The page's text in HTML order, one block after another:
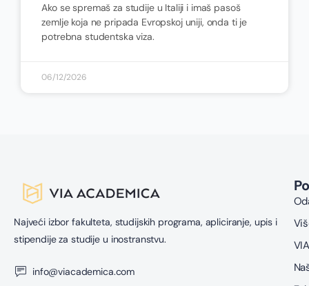
Ako se spremaš za studije u Italiji i imaš pasoš
zemlje koja ne pripada Evropskoj uniji, onda ti je
potrebna studentska viza.
06/12/2026
Najveći izbor fakulteta, studijskih programa, apliciranje, upis i
stipendije za studije u inostranstvu.
info@viacademica.com